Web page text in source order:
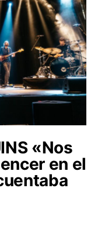
«Nos
en el